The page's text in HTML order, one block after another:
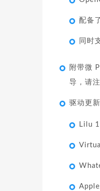
配备
同时
附带微
导，请
驱动更新
Lilu